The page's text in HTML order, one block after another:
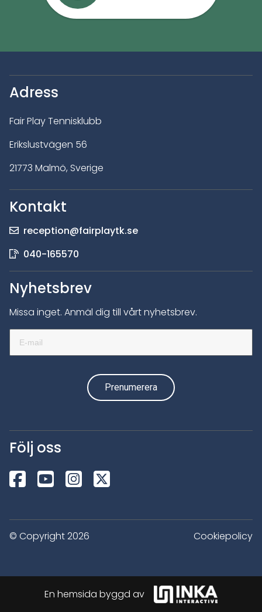
Adress
Fair Play Tennisklubb
Erikslustvägen 56
21773 Malmö, Sverige
Kontakt
reception@fairplaytk.se
040-165570
Nyhetsbrev
Missa inget. Anmäl dig till vårt nyhetsbrev.
Följ oss
© Copyright 2026 Cookiepolicy
En hemsida byggd av